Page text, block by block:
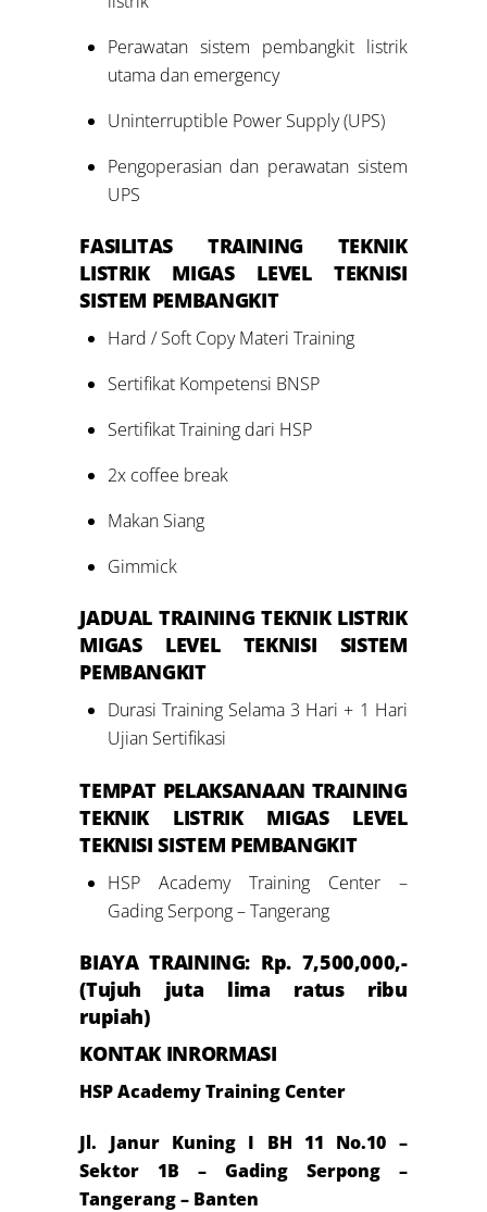
Perawatan sistem pembangkit listrik
utama dan emergency
Uninterruptible Power Supply (UPS)
Pengoperasian dan perawatan sistem
UPS
FASILITAS TRAINING TEKNIK
LISTRIK MIGAS LEVEL
TEKNISI
SISTEM PEMBANGKIT
Hard / Soft Copy Materi Training
Sertifikat Kompetensi BNSP
Sertifikat Training dari HSP
2x coffee break
Makan Siang
Gimmick
JADUALTRAINING TEKNIK LISTRIK
MIGAS LEVEL
TEKNISI SISTEM
PEMBANGKIT
Durasi Training Selama 3 Hari + 1 Hari
Ujian Sertifikasi
TEMPAT PELAKSANAAN TRAINING
TEKNIK LISTRIK MIGAS LEVEL
TEKNISI SISTEM PEMBANGKIT
HSP Academy Training Center –
Gading Serpong – Tangerang
BIAYA TRAINING: Rp. 7,500,000,-
(Tujuh juta lima ratus ribu
rupiah)
KONTAK INRORMASI
HSP Academy Training Center
Jl. Janur Kuning I BH 11 No.10 –
Sektor 1B – Gading Serpong –
Tangerang – Banten